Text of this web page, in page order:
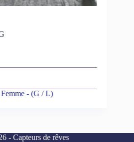
Femme - (G / L)
- Capteurs de rêves